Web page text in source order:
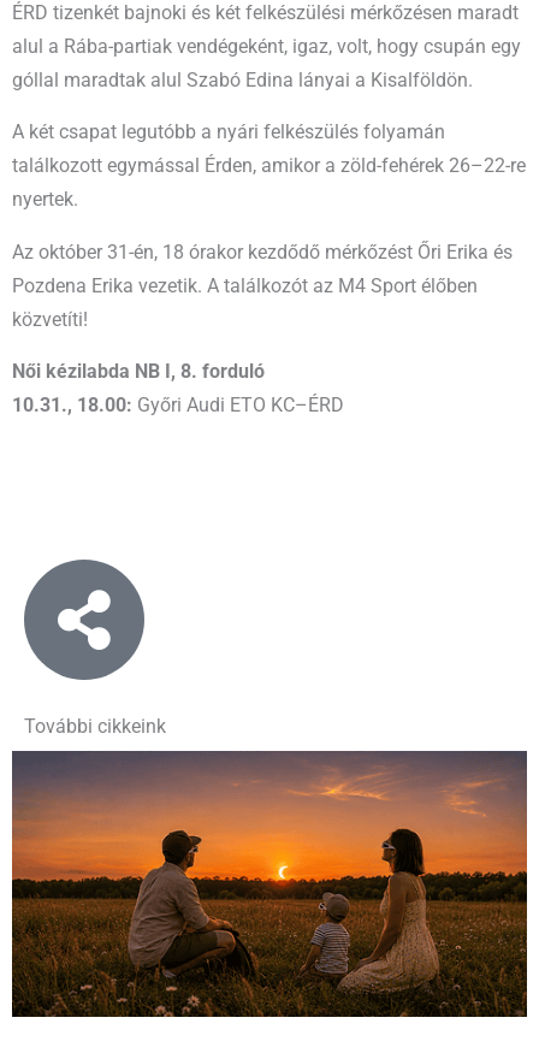
ÉRD tizenkét bajnoki és két felkészülési mérkőzésen maradt
alul a Rába-partiak vendégeként, igaz, volt, hogy csupán egy
góllal maradtak alul Szabó Edina lányai a Kisalföldön.
A két csapat legutóbb a nyári felkészülés folyamán
találkozott egymással Érden, amikor a zöld-fehérek 26–22-re
nyertek.
Az október 31-én, 18 órakor kezdődő mérkőzést Őri Erika és
Pozdena Erika vezetik. A találkozót az M4 Sport élőben
közvetíti!
Női kézilabda NB I, 8. forduló
10.31., 18.00: Győri Audi ETO KC–ÉRD
További cikkeink